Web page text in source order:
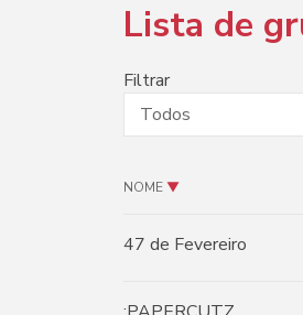
Lista de
Filtrar
NOME▼
47 de Fevereiro